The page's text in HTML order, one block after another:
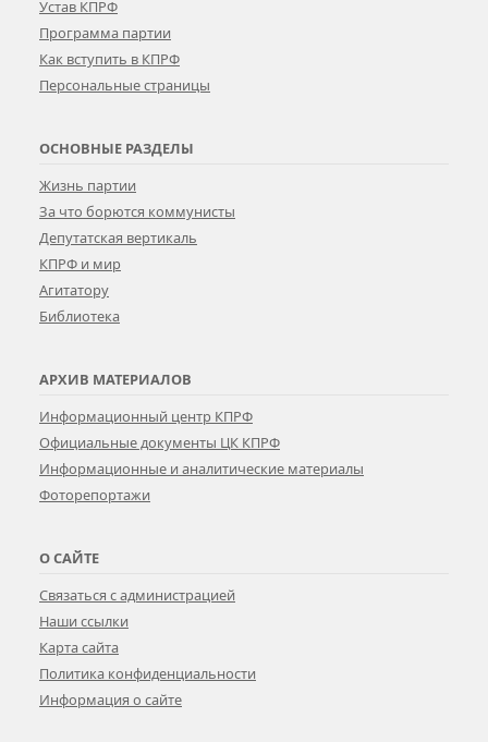
Устав КПРФ
Программа партии
Как вступить в КПРФ
Персональные страницы
ОСНОВНЫЕ РАЗДЕЛЫ
Жизнь партии
За что борются коммунисты
Депутатская вертикаль
КПРФ и мир
Агитатору
Библиотека
АРХИВ МАТЕРИАЛОВ
Информационный центр КПРФ
Официальные документы ЦК КПРФ
Информационные и аналитические материалы
Фоторепортажи
О САЙТЕ
Связаться с администрацией
Наши ссылки
Карта сайта
Политика конфиденциальности
Информация о сайте